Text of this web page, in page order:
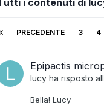
PRECEDENTE 3 4
Epipactis
lucy ha risposto
Bella! Lucy